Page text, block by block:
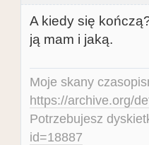
A kiedy się
ją mam i jaką.
Moje skany
https://archive.org/
Potrzebujesz
id=18887